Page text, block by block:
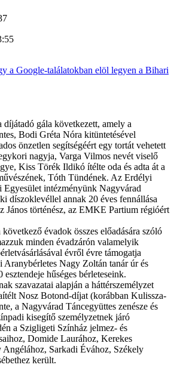
a Google-találatokban elöl legyen a Bihari
díjátadó gála következett, amely a
Bodi Gréta Nóra kitüntetésével
önzetlen segítségéért egy tortát vehetett
nagyja, Varga Vilmos nevét viselő
Kiss Törék Ildikó ítélte oda és adta át a
Tóth Tündének. Az Erdélyi
intézményünk Nagyvárad
díszoklevéllel annak 20 éves fennállása
János történész, az EMKE Partium régióért
évadok összes előadására szóló
minden évadzárón valamelyik
évről évre támogatja
Nagy Zoltán tanár úr és
hűséges bérleteseink.
szavazatai alapján a háttérszemélyzet
Nosz Botond-díjat (korábban Kulissza-
a Nagyvárad Táncegyüttes zenésze és
kisegítő személyzetnek járó
a Szigligeti Színház jelmez- és
Domide Laurához, Kerekes
Sarkadi Évához, Székely
került.